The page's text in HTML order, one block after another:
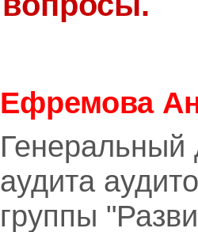
Ефремова
Генеральный
аудита
группы